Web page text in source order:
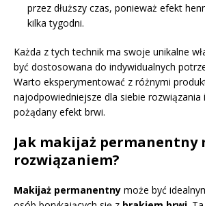
przez dłuższy czas, ponieważ efekt
kilka tygodni.
Każda z tych technik ma swoje unikalne
być dostosowana do indywidualnych
Warto eksperymentować z różnymi
najodpowiedniejsze dla siebie rozwiązania
pożądany efekt brwi.
Jak makijaż permanentny
rozwiązaniem?
Makijaż permanentny może być